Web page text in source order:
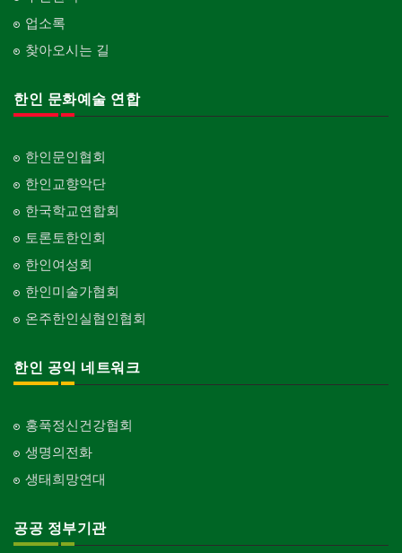
업소록
찾아오시는 길
한인 문화예술 연합
한인문인협회
한인교향악단
한국학교연합회
토론토한인회
한인여성회
한인미술가협회
온주한인실협인협회
한인 공익 네트워크
홍푹정신건강협회
생명의전화
생태희망연대
공공 정부기관